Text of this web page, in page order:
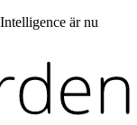
är nu